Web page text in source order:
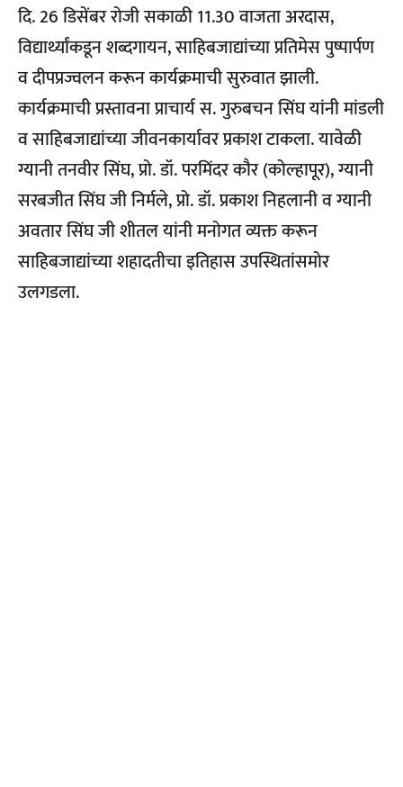
दि. 26 डिसेंबर रोजी सकाळी 11.30 वाजता अरदास,
विद्यार्थ्यांकडून शब्दगायन, साहिबजाद्यांच्या प्रतिमेस पुष्पार्पण
व दीपप्रज्वलन करून कार्यक्रमाची सुरुवात झाली.
कार्यक्रमाची प्रस्तावना प्राचार्य स. गुरुबचन सिंघ यांनी मांडली
व साहिबजाद्यांच्या जीवनकार्यावर प्रकाश टाकला. यावेळी
ग्यानी तनवीर सिंघ, प्रो. डॉ. परमिंदर कौर (कोल्हापूर), ग्यानी
सरबजीत सिंघ जी निर्मले, प्रो. डॉ. प्रकाश निहलानी व ग्यानी
अवतार सिंघ जी शीतल यांनी मनोगत व्यक्त करून
साहिबजाद्यांच्या शहादतीचा इतिहास उपस्थितांसमोर
उलगडला.